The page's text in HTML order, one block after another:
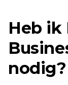
Heb ik
nodig?